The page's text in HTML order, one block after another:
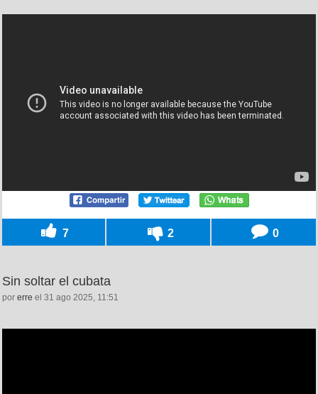
7 2 0
Sin soltar el cubata
por erre el 31 ago 2025, 11:51